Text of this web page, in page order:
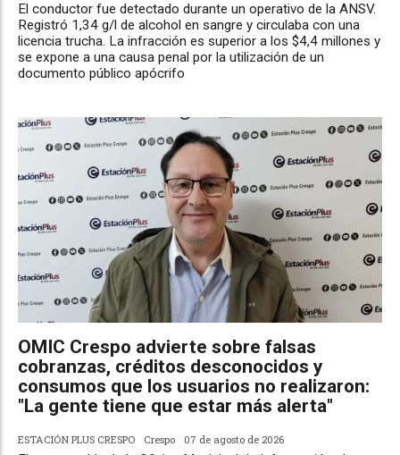
El conductor fue detectado durante un operativo de la ANSV.
Registró 1,34 g/l de alcohol en sangre y circulaba con una
licencia trucha. La infracción es superior a los $4,4 millones y
se expone a una causa penal por la utilización de un
documento público apócrifo
OMIC Crespo advierte sobre falsas
cobranzas, créditos desconocidos y
consumos que los usuarios no realizaron:
"La gente tiene que estar más alerta"
ESTACIÓN PLUS CRESPO Crespo 07 de agosto de 2026